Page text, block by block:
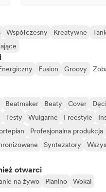
Współczesny Kreatywne
Fusion Groovy
Beatmaker Beaty Cover
Testy Wulgarne Freestyle
Profesjonalna produkcja
Syntezatory
otwarci
na żywo Pianino Wokal